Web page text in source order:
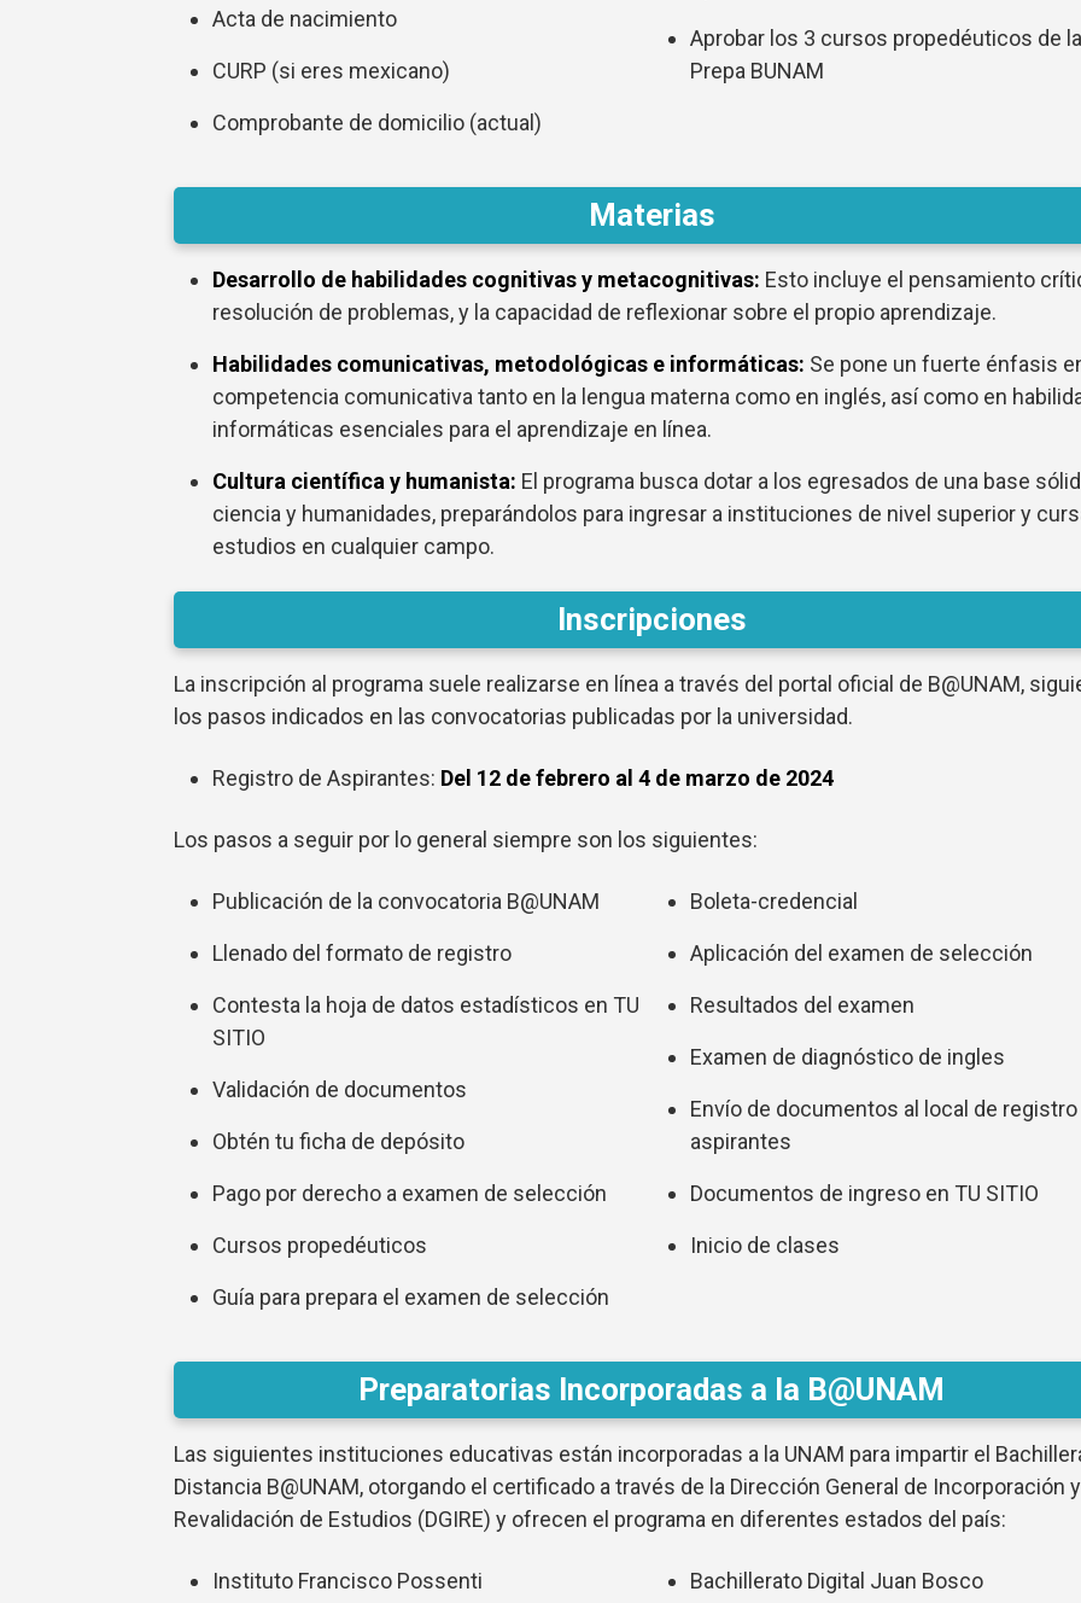
Acta de nacimiento
CURP (si eres mexicano)
Comprobante de domicilio (actual)
Aprobar los 3 cursos propedéuticos de la
Prepa BUNAM
Materias
Desarrollo de habilidades cognitivas y metacognitivas: Esto incluye el pensamiento
resolución de problemas, y la capacidad de reflexionar sobre el propio aprendizaje.
Habilidades comunicativas, metodológicas e informáticas: Se pone un fuerte énfasis
competencia comunicativa tanto en la lengua materna como en inglés, así como en
informáticas esenciales para el aprendizaje en línea.
Cultura científica y humanista: El programa busca dotar a los egresados de una base
ciencia y humanidades, preparándolos para ingresar a instituciones de nivel superior y
estudios en cualquier campo.
Inscripciones
La inscripción al programa suele realizarse en línea a través del portal oficial de B@UNAM,
los pasos indicados en las convocatorias publicadas por la universidad.
Registro de Aspirantes: Del 12 de febrero al 4 de marzo de 2024
Los pasos a seguir por lo general siempre son los siguientes:
Publicación de la convocatoria B@UNAM
Llenado del formato de registro
Contesta la hoja de datos estadísticos en TU
SITIO
Validación de documentos
Obtén tu ficha de depósito
Pago por derecho a examen de selección
Cursos propedéuticos
Guía para prepara el examen de selección
Boleta-credencial
Aplicación del examen de selección
Resultados del examen
Examen de diagnóstico de ingles
Envío de documentos al local de registro
aspirantes
Documentos de ingreso en TU SITIO
Inicio de clases
Preparatorias Incorporadas a la B@UNAM
Las siguientes instituciones educativas están incorporadas a la UNAM para impartir el
Distancia B@UNAM, otorgando el certificado a través de la Dirección General de Incorporación y
Revalidación de Estudios (DGIRE) y ofrecen el programa en diferentes estados del país:
Instituto Francisco Possenti Bachillerato Digital Juan Bosco